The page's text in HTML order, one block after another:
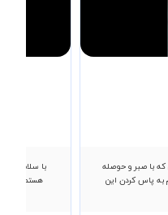
با صبر و حوصله
به پاس کردن این
با سلام